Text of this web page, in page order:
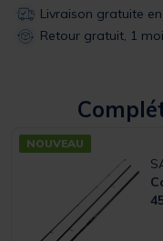
Livraison gratuite
Retour gratuit, 1
NOUVEAU